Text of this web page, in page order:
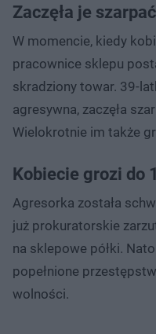
Zaczęła je
W momencie, kiedy
pracownice sklepu
skradziony towar. 39-
agresywna, zaczęła
Wielokrotnie im także
Kobiecie grozi do
Agresorka została
już prokuratorskie
na sklepowe półki.
popełnione
wolności.